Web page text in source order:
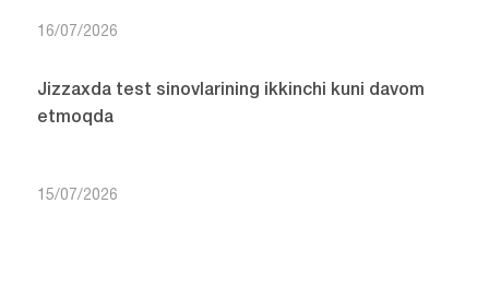
16/07/2026
Jizzaxda test sinovlarining ikkinchi kuni davom
etmoqda
15/07/2026